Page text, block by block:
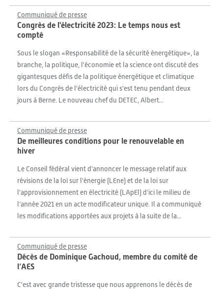
Communiqué de presse
Congrès de l'électricité 2023: Le temps nous est
compté
Sous le slogan «Responsabilité de la sécurité énergétique», la
branche, la politique, l'économie et la science ont discuté des
gigantesques défis de la politique énergétique et climatique
lors du Congrès de l'électricité qui s'est tenu pendant deux
jours à Berne. Le nouveau chef du DETEC, Albert...
Communiqué de presse
De meilleures conditions pour le renouvelable en
hiver
Le Conseil fédéral vient d’annoncer le message relatif aux
révisions de la loi sur l'énergie (LEne) et de la loi sur
l'approvisionnement en électricité (LApEl) d’ici le milieu de
l’année 2021 en un acte modificateur unique. Il a communiqué
les modifications apportées aux projets à la suite de la...
Communiqué de presse
Décès de Dominique Gachoud, membre du comité de
l’AES
C'est avec grande tristesse que nous apprenons le décès de